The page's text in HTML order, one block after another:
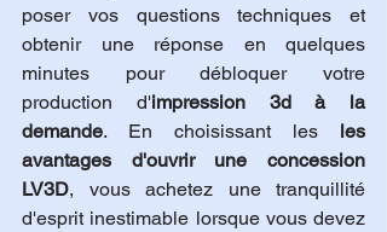
poser vos questions techniques et
obtenir une réponse en quelques
minutes pour débloquer votre
production d'impression 3d à la
demande. En choisissant les les
avantages d'ouvrir une concession
LV3D, vous achetez une tranquillité
d'esprit inestimable lorsque vous devez